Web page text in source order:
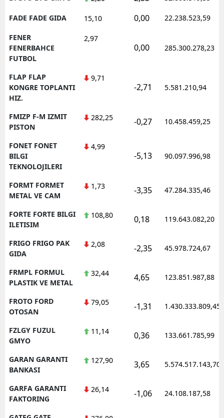
FADE FADE GIDA 15,10 0,00 22.238.523,59
FENER
FENERBAHCE
FUTBOL
2,97
0,00 285.300.278,23
FLAP FLAP
KONGRE TOPLANTI
HIZ.
9,71
-2,71 5.581.210,94
FMIZP F-M IZMIT
PISTON
282,25 -0,27 10.458.459,25
FONET FONET
BILGI
TEKNOLOJILERI
4,99
-5,13 90.097.996,98
FORMT FORMET
METAL VE CAM
1,73 -3,35 47.284.335,46
FORTE FORTE BILGI
ILETISIM
108,80 0,18 119.643.082,20
FRIGO FRIGO PAK
GIDA
2,08 -2,35 45.978.724,67
FRMPL FORMUL
PLASTIK VE METAL
32,44 4,65 123.851.987,88
FROTO FORD
OTOSAN
79,05 -1,31 1.430.333.809,45
FZLGY FUZUL
GMYO
11,14 0,36 133.661.785,99
GARAN GARANTI
BANKASI
127,90 3,65 5.574.517.143,70
GARFA GARANTI
FAKTORING
26,14 -1,06 24.108.187,58